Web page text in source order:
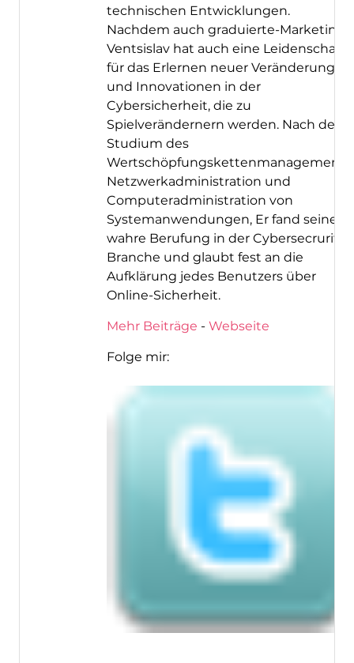
technischen Entwicklungen.
Nachdem auch graduierte-Marketing,
Ventsislav hat auch eine Leidenschaft
für das Erlernen neuer Veränderungen
und Innovationen in der
Cybersicherheit, die zu
Spielverändernern werden. Nach dem
Studium des
Wertschöpfungskettenmanagements,
Netzwerkadministration und
Computeradministration von
Systemanwendungen, Er fand seine
wahre Berufung in der Cybersecrurity-
Branche und glaubt fest an die
Aufklärung jedes Benutzers über
Online-Sicherheit.
Mehr Beiträge - Webseite
Folge mir: